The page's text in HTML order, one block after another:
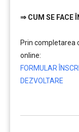
⇒ CUM SE FACE
Prin completarea
online:
FORMULAR
DEZVOLTARE